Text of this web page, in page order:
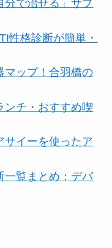
分で治せる」サプ
性格診断が簡単・
マップ！合羽橋の
ンチ・おすすめ喫
サイーを使ったア
一覧まとめ：デパ